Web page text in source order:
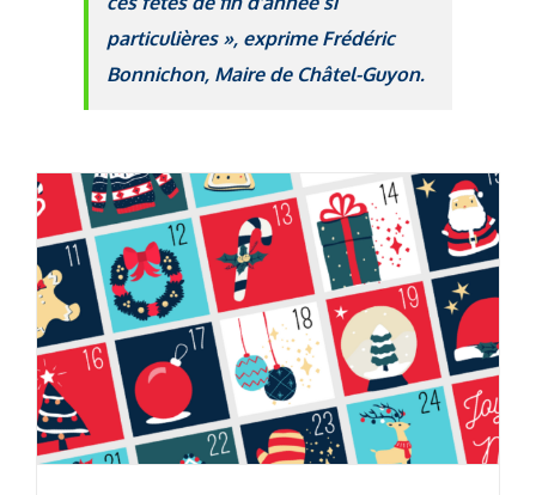
particulières », exprime Frédéric
Bonnichon, Maire de Châtel-Guyon.